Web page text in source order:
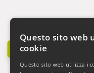
EXPLORE SPEAKERS
Questo sito web
cookie
Questo sito web utilizza i